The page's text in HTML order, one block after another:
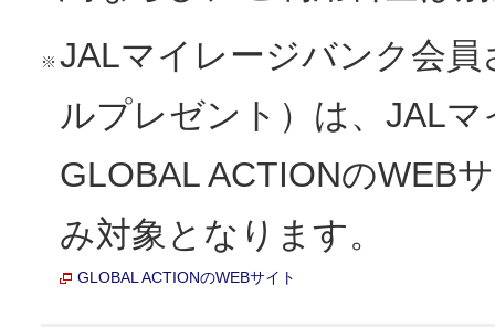
※ JALマイレージバンク会
ルプレゼント）は、JAL
GLOBAL ACTIONのWEB
み対象となります。
GLOBAL ACTIONのWEBサイト